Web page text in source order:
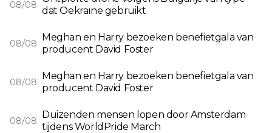
08/08 dat Oekraïne gebruikt
08/08
Meghan en Harry bezoeken benefietgala van
producent David Foster
08/08
Meghan en Harry bezoeken benefietgala van
producent David Foster
08/08
Duizenden mensen lopen door Amsterdam
tijdens WorldPride March